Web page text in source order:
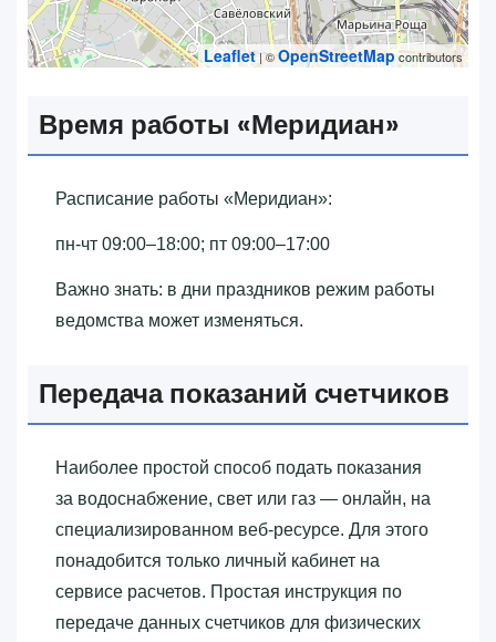
Leaflet| ©OpenStreetMapcontributors
Время работы «‎Меридиан»‎
Расписание работы «‎Меридиан»‎:
пн-чт 09:00–18:00; пт 09:00–17:00
Важно знать: в дни праздников режим работы
ведомства может изменяться.
Передача показаний счетчиков
Наиболее простой способ подать показания
за водоснабжение, свет или газ — онлайн, на
специализированном веб-ресурсе. Для этого
понадобится только личный кабинет на
сервисе расчетов. Простая инструкция по
передаче данных счетчиков для физических